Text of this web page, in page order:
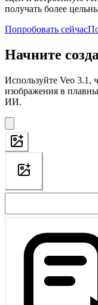
получать более
Попробовать сейчас
Начните
Используйте Veo 3.1,
изображения в
ИИ.